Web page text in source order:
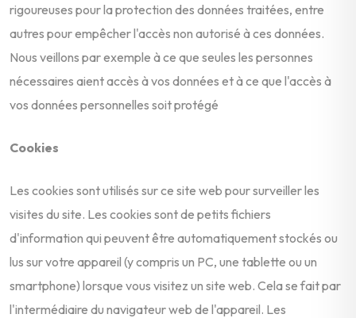
rigoureuses pour la protection des données traitées, entre
autres pour empêcher l'accès non autorisé à ces données.
Nous veillons par exemple à ce que seules les personnes
nécessaires aient accès à vos données et à ce que l'accès à
vos données personnelles soit protégé
Cookies
Les cookies sont utilisés sur ce site web pour surveiller les
visites du site. Les cookies sont de petits fichiers
d'information qui peuvent être automatiquement stockés ou
lus sur votre appareil (y compris un PC, une tablette ou un
smartphone) lorsque vous visitez un site web. Cela se fait par
l'intermédiaire du navigateur web de l'appareil. Les